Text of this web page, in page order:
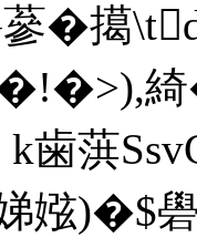
擖\td
歯葓
娹